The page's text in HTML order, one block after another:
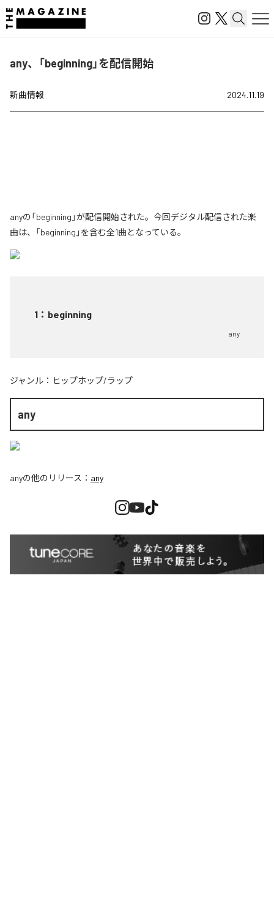
any、「beginning」を配信開始
新曲情報 2024.11.19
anyの「beginning」が配信開始された。今回デジタル配信された楽
曲は、「beginning」を含む全1曲となっている。
1 ： beginning
any
ジャンル： ヒップホップ/ラップ
any
anyの他のリリース： any